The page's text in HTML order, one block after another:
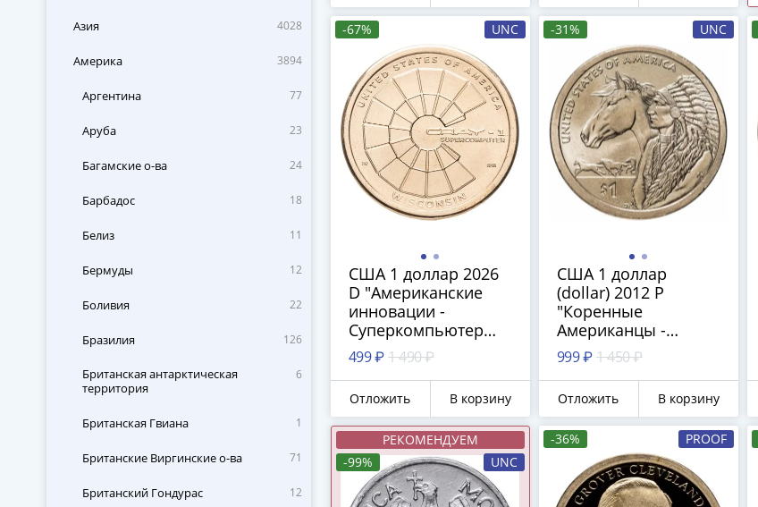
Азия 4028
Америка 3894
Аргентина 77
Аруба 23
Багамские о-ва 24
Барбадос 18
Белиз 11
Бермуды 12
Боливия 22
Бразилия 126
Британская антарктическая
территория
6
Британская Гвиана 1
Британские Виргинские о-ва 71
Британский Гондурас 12
-67% UNC
США 1 доллар 2026
D "Американские
инновации -
Суперкомпьютер
Cray-1 (Висконсин)"
499 ₽ 1 490 ₽
Отложить В корзину
-31% UNC
США 1 доллар
(dollar) 2012 Р
"Коренные
Американцы -
Торговые пути 17
века", знак
монетного двора Р -
Филадельфия
999 ₽ 1 450 ₽
Отложить В корзину
РЕКОМЕНДУЕМ
-99%
UNC
-36% PROOF